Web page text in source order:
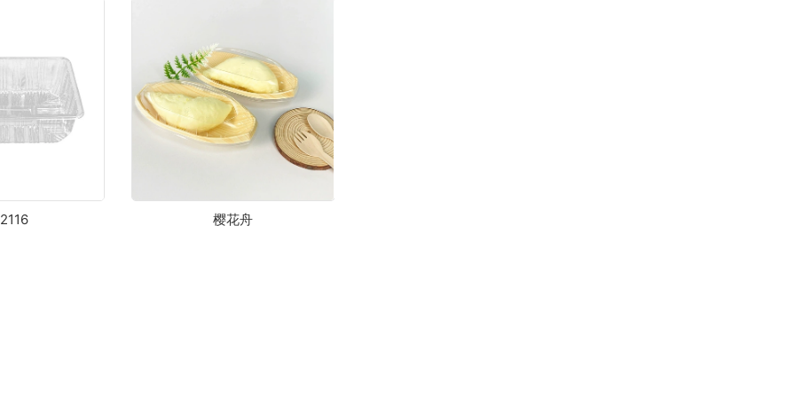
樱花舟